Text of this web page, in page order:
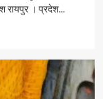
रायपुर । प्रदेश...